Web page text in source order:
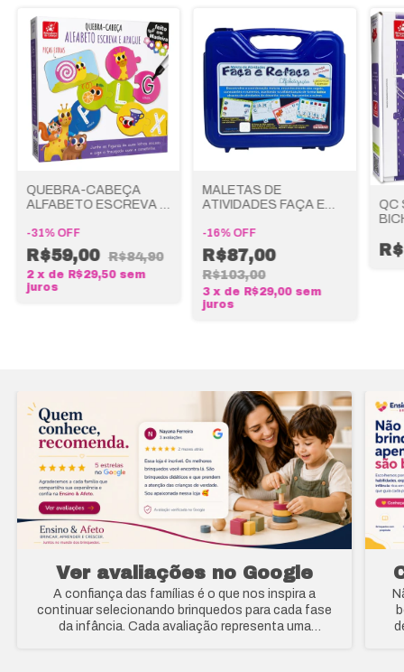
QUEBRA-CABEÇA
ALFABETO ESCREVA E
BRINCADEIRA DE
CRIANÇA
-31% OFF
R$59,00 R$84,90
2 x de R$29,50 sem
juros
MALETAS DE
ATIVIDADES FAÇA E
-16% OFF
R$87,00
R$103,00
3 x de R$29,00 sem
juros
QC
Ver avaliações no Google
A confiança das famílias é o que nos inspira a
continuar selecionando brinquedos para cada fase
da infância. Cada avaliação representa uma